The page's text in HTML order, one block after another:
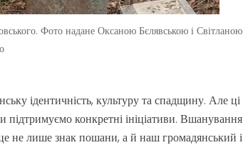
Фото надане Оксаною Бєлявською і Світланою
ідентичність, культуру та спадщину. Але ці
конкретні ініціативи. Вшанування
не лише знак пошани, а й наш громадянський і